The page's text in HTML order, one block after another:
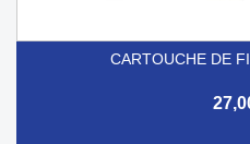
CARTOUCHE DE